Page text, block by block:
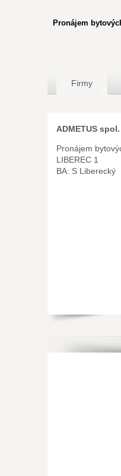
Pronájem
Firmy
ADMETUS
Pronájem
LIBEREC 1
BA: S Liberecký